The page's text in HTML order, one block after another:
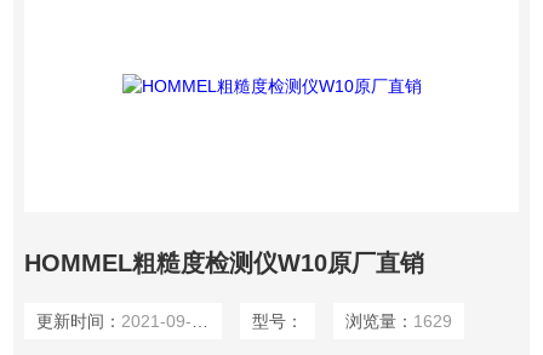
HOMMEL粗糙度检测仪W10原厂直销
更新时间： 2021-09-27 型号： 浏览量： 1629